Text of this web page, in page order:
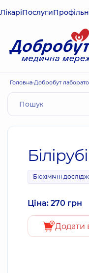
ЛікаріПослуги
Головна Добробут
Біохімічні
Ціна: 270 грн
Додати